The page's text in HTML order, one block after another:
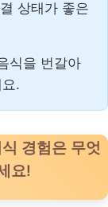
상태가 좋은
식을 번갈아
.
경험은 무엇
요!